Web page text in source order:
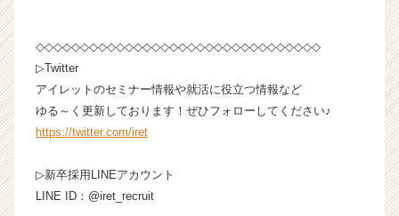
◇◇◇◇◇◇◇◇◇◇◇◇◇◇◇◇◇◇◇◇◇◇◇◇◇◇◇◇◇◇◇◇
▷Twitter
アイレットのセミナー情報や就活に役立つ情報など
ゆる～く更新しております！ぜひフォローしてください♪
https://twitter.com/iret
▷新卒採用LINEアカウント
LINE ID：@iret_recruit